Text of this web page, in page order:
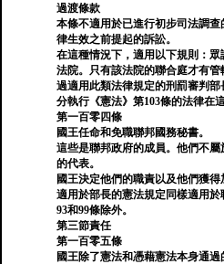
過渡條款
本條不適用於已進行初步司法調
律生效之前提起的訴訟。
在這種情況下，適用以下規則：
法院。只有該法院的聯合庭才有
過適用此類法律規定的刑罰審判部
分執行《憲法》第103條的法律在
第一百零四條
國王任命和免職聯邦國務秘書。
這些是聯邦政府的成員。他們不
的代表。
國王決定他們的職責以及他們獲得
適用於部長的憲法規定同樣適用
93和99條除外。
第三節責任
第一百零五條
國王除了憲法和憑藉憲法本身通